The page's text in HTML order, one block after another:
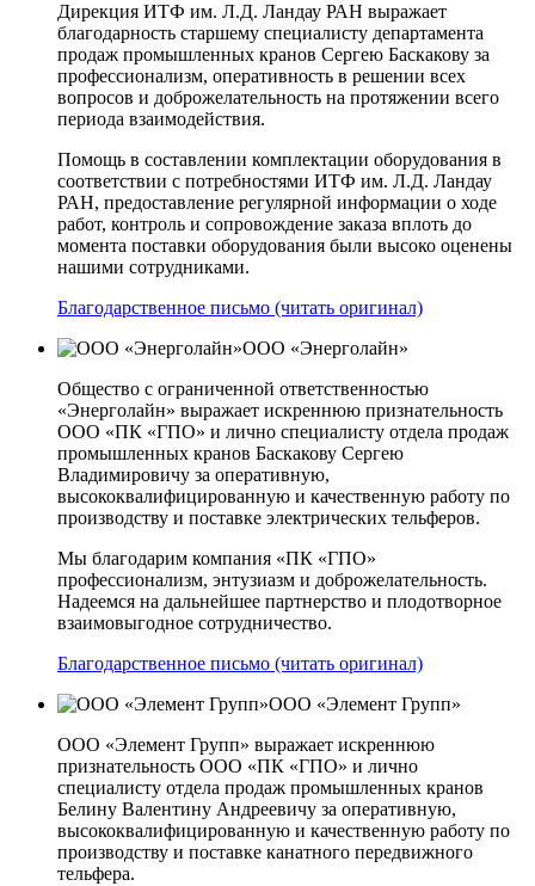
Дирекция ИТФ им. Л.Д. Ландау РАН выражает
благодарность старшему специалисту департамента
продаж промышленных кранов Сергею Баскакову за
профессионализм, оперативность в решении всех
вопросов и доброжелательность на протяжении всего
периода взаимодействия.
Помощь в составлении комплектации оборудования в
соответствии с потребностями ИТФ им. Л.Д. Ландау
РАН, предоставление регулярной информации о ходе
работ, контроль и сопровождение заказа вплоть до
момента поставки оборудования были высоко оценены
нашими сотрудниками.
Благодарственное письмо (читать оригинал)
ООО «Энерголайн»
Общество с ограниченной ответственностью
«Энерголайн» выражает искреннюю признательность
ООО «ПК «ГПО» и лично специалисту отдела продаж
промышленных кранов Баскакову Сергею
Владимировичу за оперативную,
высококвалифицированную и качественную работу по
производству и поставке электрических тельферов.
Мы благодарим компания «ПК «ГПО»
профессионализм, энтузиазм и доброжелательность.
Надеемся на дальнейшее партнерство и плодотворное
взаимовыгодное сотрудничество.
Благодарственное письмо (читать оригинал)
ООО «Элемент Групп»
ООО «Элемент Групп» выражает искреннюю
признательность ООО «ПК «ГПО» и лично
специалисту отдела продаж промышленных кранов
Белину Валентину Андреевичу за оперативную,
высококвалифицированную и качественную работу по
производству и поставке канатного передвижного
тельфера.